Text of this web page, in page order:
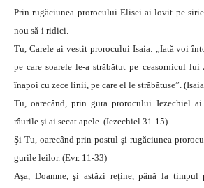
Prin rugăciunea prorocului Elisei ai lovit pe
nou să-i ridici.
Tu, Carele ai vestit prorocului Isaia: „Iată voi
pe care soarele le-a străbătut pe ceasornicul lui
înapoi cu zece linii, pe care el le străbătuse”.
Tu, oarecând, prin gura prorocului Iezechiel
râurile şi ai secat apele. (Iezechiel 31-15)
Şi Tu, oarecând prin postul şi rugăciunea
gurile leilor. (Evr. 11-33)
Aşa, Doamne, şi astăzi reţine, până la